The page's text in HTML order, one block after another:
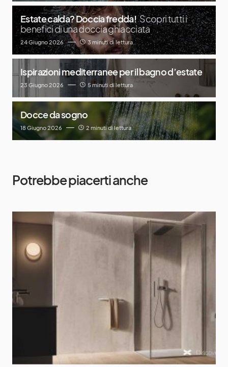
Estate calda? Doccia fredda! Scopri tutti i
benefici di una doccia ghiacciata
24 Giugno 2026 3 minuti di lettura
Ispirazioni mediterranee per il bagno d’estate
23 Giugno 2026 5 minuti di lettura
Docce da sogno
18 Giugno 2026 2 minuti di lettura
Potrebbe piacerti anche